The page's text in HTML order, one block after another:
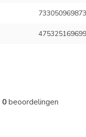
0beoordelingen